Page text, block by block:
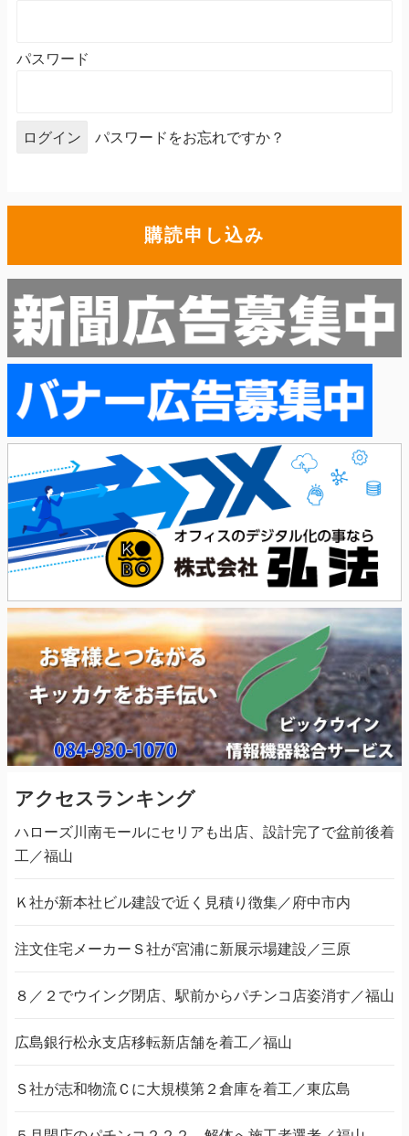
パスワード
パスワードをお忘れですか？
購読申し込み
アクセスランキング
ハローズ川南モールにセリアも出店、設計完了で盆前後着
工／福山
Ｋ社が新本社ビル建設で近く見積り徴集／府中市内
注文住宅メーカーＳ社が宮浦に新展示場建設／三原
８／２でウイング閉店、駅前からパチンコ店姿消す／福山
広島銀行松永支店移転新店舗を着工／福山
Ｓ社が志和物流Ｃに大規模第２倉庫を着工／東広島